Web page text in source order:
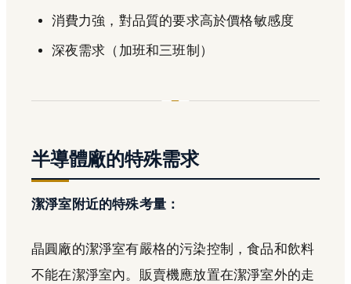
消費力強，對品質的要求高於價格敏感度
深夜需求（加班和三班制）
半導體廠的特殊需求
潔淨室附近的特殊考量：
晶圓廠的潔淨室有嚴格的污染控制，食品和飲料
不能在潔淨室內。販賣機應放置在潔淨室外的走